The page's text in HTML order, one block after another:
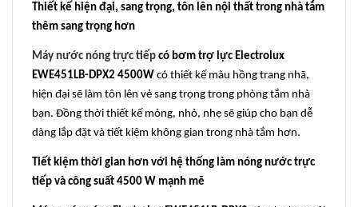
Thiết kế hiện đại, sang trọng, tôn lên nội thất trong nhà tắm
thêm sang trọng hơn
Máy nước nóng trực tiếp có bơm trợ lực Electrolux
EWE451LB-DPX2 4500W có thiết kế màu hồng trang nhã,
hiện đại sẽ làm tôn lên vẻ sang trọng trong phòng tắm nhà
bạn. Đồng thời thiết kế mỏng, nhỏ, nhẹ sẽ giúp cho bạn dễ
dàng lắp đặt và tiết kiệm không gian trong nhà tắm hơn.
Tiết kiệm thời gian hơn với hệ thống làm nóng nước trực
tiếp và công suất 4500 W mạnh mẽ